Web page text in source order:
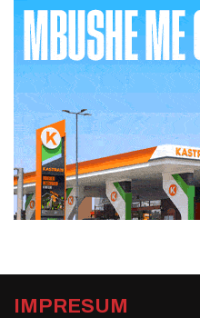
IMPRESUM